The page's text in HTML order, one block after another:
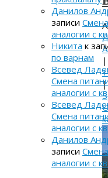
|
|
Данилов
записи
аналогии с
Никита к
по варнам
Всевед
Смена
аналогии с
Всевед
Смена
аналогии с
Данилов
записи
аналогии с